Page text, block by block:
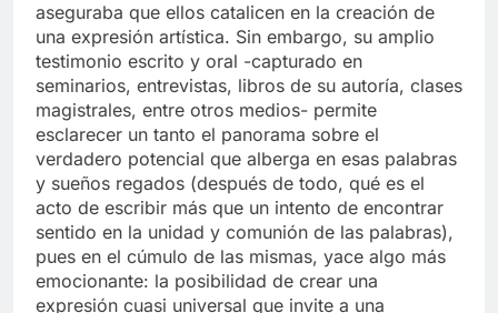
aseguraba que ellos catalicen en la creación de
una expresión artística. Sin embargo, su amplio
testimonio escrito y oral -capturado en
seminarios, entrevistas, libros de su autoría, clases
magistrales, entre otros medios- permite
esclarecer un tanto el panorama sobre el
verdadero potencial que alberga en esas palabras
y sueños regados (después de todo, qué es el
acto de escribir más que un intento de encontrar
sentido en la unidad y comunión de las palabras),
pues en el cúmulo de las mismas, yace algo más
emocionante: la posibilidad de crear una
expresión cuasi universal que invite a una